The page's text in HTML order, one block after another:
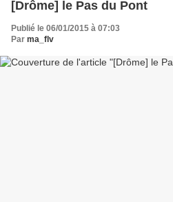
[Drôme] le Pas du Pont
Publié le 06/01/2015 à 07:03
Par ma_flv